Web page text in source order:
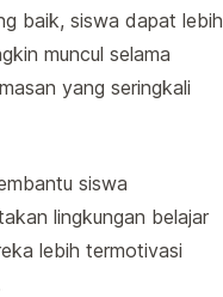
baik, siswa dapat lebih
muncul selama
yang seringkali
siswa
lingkungan belajar
lebih termotivasi